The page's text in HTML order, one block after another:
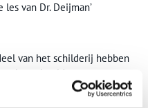
les van Dr. Deijman’
van het schilderij hebben
een beeld vormen van
gezien aan de hand van een